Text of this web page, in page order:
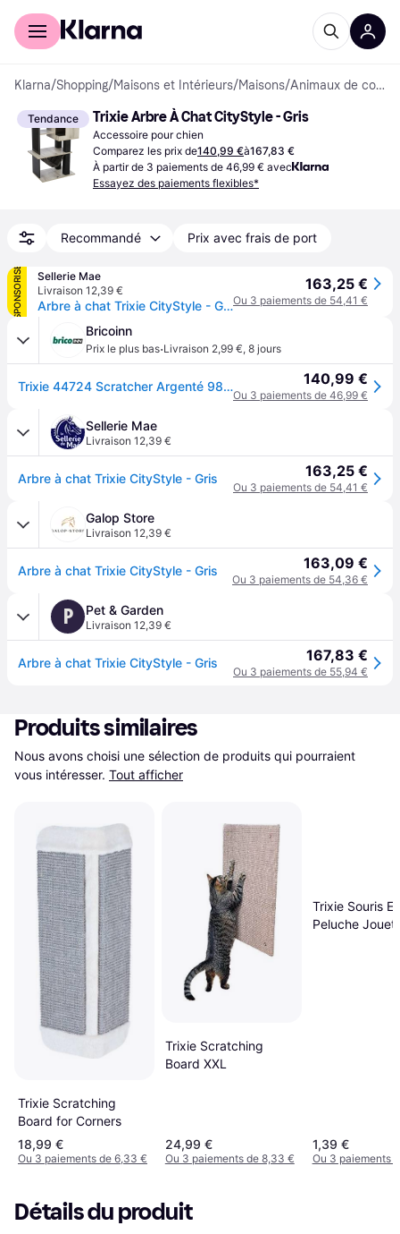
Acheter avec Klarna
Klarna/Shopping/Maisons et Intérieurs/Maisons/ Animaux de compagnie
Tendance Trixie Arbre À Chat CityStyle - Gris
Accessoire pour chien
Comparez les prix de140,99 €à167,83 €
À partir de 3 paiements de 46,99 € avec
Essayez des paiements flexibles*
Recommandé Prix avec frais de port
SPONSORISÉ
Sellerie Mae
Livraison 12,39 €
Arbre à chat Trixie CityStyle - Gris
163,25 €
Ou 3 paiements de 54,41 €
Bricoinn
Prix le plus bas·Livraison 2,99 €, 8 jours
Trixie 44724 Scratcher Argenté 98 cm 140,99 €
Ou 3 paiements de 46,99 €
Sellerie Mae
Livraison 12,39 €
Arbre à chat Trixie CityStyle - Gris 163,25 €
Ou 3 paiements de 54,41 €
Galop Store
Livraison 12,39 €
Arbre à chat Trixie CityStyle - Gris 163,09 €
Ou 3 paiements de 54,36 €
P Pet & Garden
Livraison 12,39 €
Arbre à chat Trixie CityStyle - Gris 167,83 €
Ou 3 paiements de 55,94 €
Produits similaires
Nous avons choisi une sélection de produits qui pourraient
vous intéresser. Tout afficher
Trixie Scratching
Board for Corners
18,99 €
Ou 3 paiements de 6,33 €
Trixie Scratching
Board XXL
24,99 €
Ou 3 paiements de 8,33 €
Trixie Souris En
Peluche Jouet
1,39 €
Ou 3 paiements
Détails du produit